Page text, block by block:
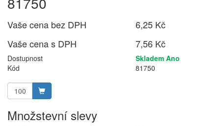
Vaše cena bez DPH
6,25 Kč
Vaše cena s DPH
7,56 Kč
Dostupnost
Skladem Ano
Kód
81750
Množstevní slevy